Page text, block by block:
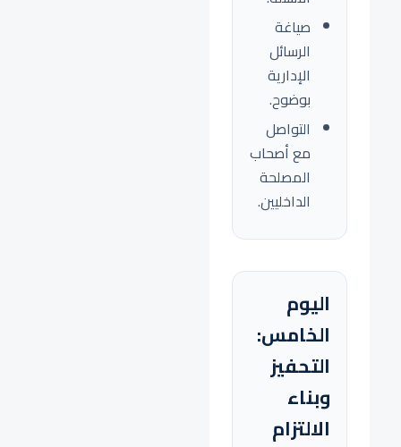
صياغة
الرسائل
الإدارية
بوضوح.
التواصل
مع أصحاب
المصلحة
الداخليين.
اليوم
الخامس:
التحفيز
وبناء
الالتزام